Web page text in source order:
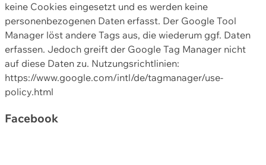
keine Cookies eingesetzt und es werden keine
personenbezogenen Daten erfasst. Der Google Tool
Manager löst andere Tags aus, die wiederum ggf. Daten
erfassen. Jedoch greift der Google Tag Manager nicht
auf diese Daten zu. Nutzungsrichtlinien:
https://www.google.com/intl/de/tagmanager/use-
policy.html
Facebook